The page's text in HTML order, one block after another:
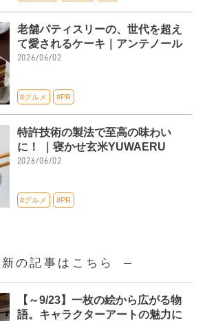
老舗パティスリーの、世代を超え
て愛されるケーキ｜アンテノール
2026/06/02
#グルメ #PR
特許技術の製法で至高の味わい
に！ ｜寝かせ玄米YUWAERU
2026/06/02
#グルメ #PR
の記事はこちら
【～9/23】一枚の絵から広がる物
語。キャラクターアートの魅力に